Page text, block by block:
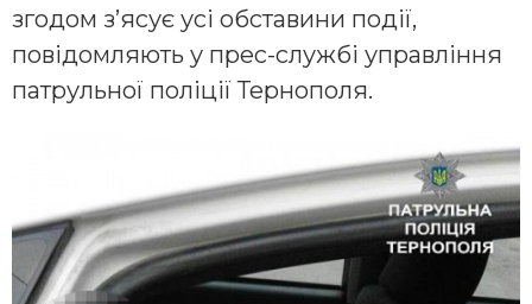
згодом з’ясує усі обставини події,
повідомляють у прес-службі управління
патрульної поліції Тернополя.